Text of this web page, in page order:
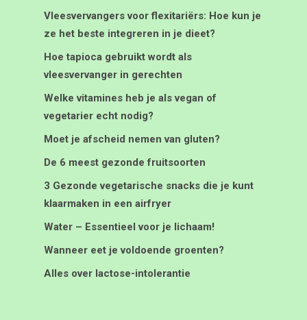
Vleesvervangers voor flexitariërs: Hoe kun je
ze het beste integreren in je dieet?
Hoe tapioca gebruikt wordt als
vleesvervanger in gerechten
Welke vitamines heb je als vegan of
vegetarier echt nodig?
Moet je afscheid nemen van gluten?
De 6 meest gezonde fruitsoorten
3 Gezonde vegetarische snacks die je kunt
klaarmaken in een airfryer
Water – Essentieel voor je lichaam!
Wanneer eet je voldoende groenten?
Alles over lactose-intolerantie